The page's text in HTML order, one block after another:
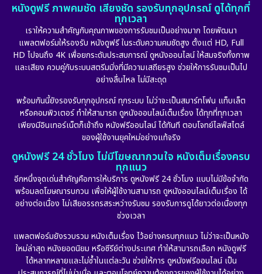
หนังดูฟรี ภาพคมชัด เสียงชัด รองรับทุกอุปกรณ์ ดูได้ทุกที่
ทุกเวลา
เราให้ความสำคัญกับคุณภาพของการรับชมเป็นอย่างมาก โดยพัฒนา
แพลตฟอร์มให้รองรับ หนังดูฟรี ในระดับความคมชัดสูง ตั้งแต่ HD, Full
HD ไปจนถึง 4K เพื่อยกระดับประสบการณ์ ดูหนังออนไลน์ ให้สมจริงทั้งภาพ
และเสียง ควบคู่กับระบบสตรีมมิ่งที่มีความเสถียรสูง ช่วยให้การรับชมเป็นไป
อย่างลื่นไหล ไม่มีสะดุด
พร้อมกันนี้ยังรองรับทุกอุปกรณ์ ทุกระบบ ไม่ว่าจะเป็นสมาร์ทโฟน แท็บเล็ต
หรือคอมพิวเตอร์ ทำให้สามารถ ดูหนังออนไลน์เต็มเรื่อง ได้ทุกที่ทุกเวลา
เพียงมีอินเทอร์เน็ตก็เข้าถึง หนังฟรีออนไลน์ ได้ทันที ตอบโจทย์ไลฟ์สไตล์
ของผู้ใช้งานยุคใหม่อย่างแท้จริง
ดูหนังฟรี 24 ชั่วโมง ไม่มีโฆษณากวนใจ หนังเต็มเรื่องครบ
ทุกแนว
อีกหนึ่งจุดเด่นสำคัญคือการให้บริการ ดูหนังฟรี 24 ชั่วโมง แบบไม่มีข้อจำกัด
พร้อมลดโฆษณารบกวน เพื่อให้ผู้ใช้งานสามารถ ดูหนังออนไลน์เต็มเรื่อง ได้
อย่างต่อเนื่อง ไม่เสียอรรถรสระหว่างรับชม รองรับการดูได้ยาวต่อเนื่องทุก
ช่วงเวลา
แพลตฟอร์มยังรวบรวม หนังเต็มเรื่อง ไว้อย่างครบทุกแนว ไม่ว่าจะเป็นหนัง
ใหม่ล่าสุด หนังยอดนิยม หรือซีรีย์ต่างประเทศ ทำให้สามารถเลือก หนังดูฟรี
ได้หลากหลายและไม่ซ้ำในแต่ละวัน ช่วยให้การ ดูหนังฟรีออนไลน์ เป็น